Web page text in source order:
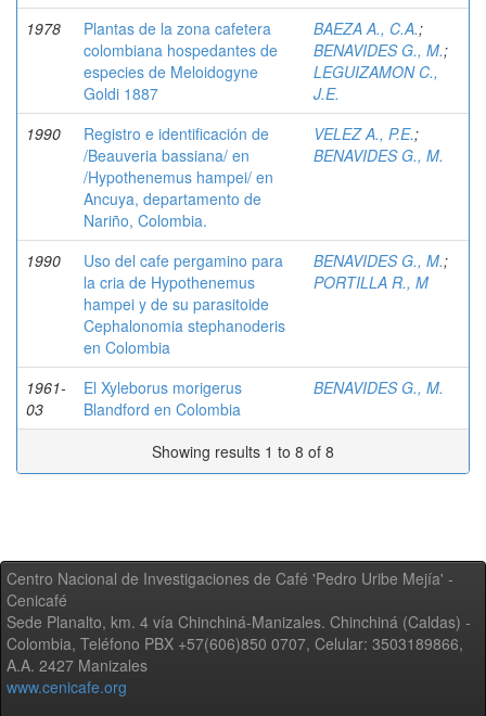
1978
Plantas de la zona cafetera
colombiana hospedantes de
especies de Meloidogyne
Goldi 1887
BAEZA A., C.A.;
BENAVIDES G., M.;
LEGUIZAMON C.,
J.E.
1990
Registro e identificación de
/Beauveria bassiana/ en
/Hypothenemus hampei/ en
Ancuya, departamento de
Nariño, Colombia.
VELEZ A., P.E.;
BENAVIDES G., M.
1990
Uso del cafe pergamino para
la cria de Hypothenemus
hampei y de su parasitoide
Cephalonomia stephanoderis
en Colombia
BENAVIDES G., M.;
PORTILLA R., M
1961-
03
El Xyleborus morigerus
Blandford en Colombia
BENAVIDES G., M.
Showing results 1 to 8 of 8
Centro Nacional de Investigaciones de Café 'Pedro Uribe Mejía' -
Cenicafé
Sede Planalto, km. 4 vía Chinchiná-Manizales. Chinchiná (Caldas) -
Colombia, Teléfono PBX +57(606)850 0707, Celular: 3503189866,
A.A. 2427 Manizales
www.cenicafe.org